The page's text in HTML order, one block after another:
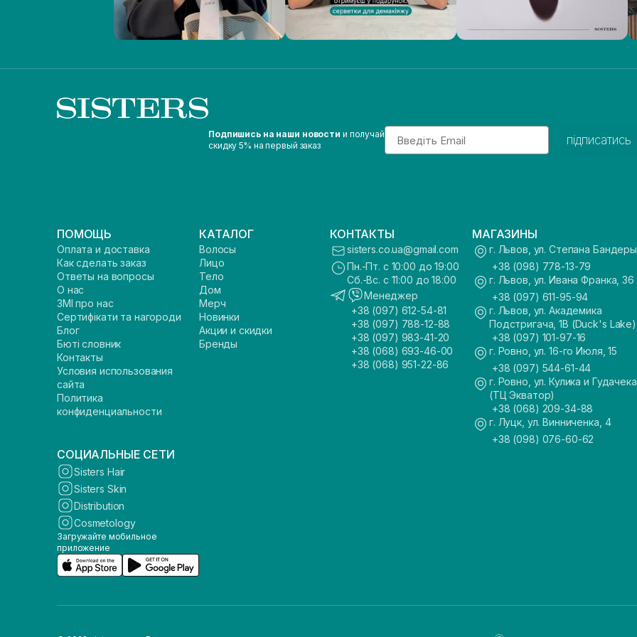
Подпишись на наши новости и получай
скидку 5% на первый заказ
Email
підписатись
ПОМОЩЬ
Оплата и доставка
Как сделать заказ
Ответы на вопросы
О нас
ЗМІ про нас
Сертифікати та нагороди
Блог
Бюті словник
Контакты
Условия использования
сайта
Политика
конфиденциальности
КАТАЛОГ
Волосы
Лицо
Тело
Дом
Мерч
Новинки
Акции и скидки
Бренды
КОНТАКТЫ
sisters.co.ua@gmail.com
Пн.-Пт. с 10:00 до 19:00
Сб.-Вс. с 11:00 до 18:00
Менеджер
+38 (097) 612-54-81
+38 (097) 788-12-88
+38 (097) 983-41-20
+38 (068) 693-46-00
+38 (068) 951-22-86
МАГАЗИНЫ
г. Львов, ул. Степана
+38 (098) 778-13-79
г. Львов, ул. Ивана Франка, 36
+38 (097) 611-95-94
г. Львов, ул. Академика
Подстригача, 1В (Duck's Lake)
+38 (097) 101-97-16
г. Ровно, ул. 16-го Июля, 15
+38 (097) 544-61-44
г. Ровно, ул. Кулика и
(ТЦ Экватор)
+38 (068) 209-34-88
г. Луцк, ул. Винниченка, 4
+38 (098) 076-60-62
СОЦИАЛЬНЫЕ СЕТИ
Sisters Hair
Sisters Skin
Distribution
Cosmetology
Загружайте мобильное
приложение